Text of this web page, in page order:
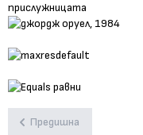
Предишна